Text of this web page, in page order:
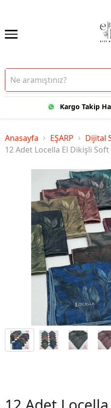
Kargo Takip
Anasayfa EŞARP
Dijital
12 Adet Locella El Dikişli Soft